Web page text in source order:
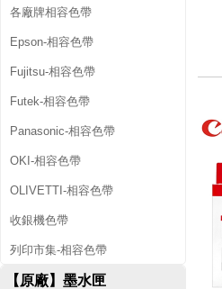
各廠牌相容色帶
Epson-相容色帶
Fujitsu-相容色帶
Futek-相容色帶
Panasonic-相容色帶
OKI-相容色帶
OLIVETTI-相容色帶
收銀機色帶
列印市集-相容色帶
【原廠】墨水匣